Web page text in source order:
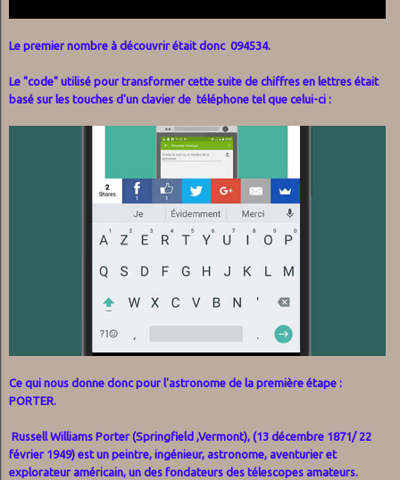
Le premier nombre à découvrir était donc 094534.
Le "code" utilisé pour transformer cette suite de chiffres en lettres était
basé sur les touches d'un clavier de téléphone tel que celui-ci :
Ce qui nous donne donc pour l'astronome de la première étape :
PORTER.
Russell Williams Porter (Springfield ,Vermont), (13 décembre 1871/ 22
février 1949) est un peintre, ingénieur, astronome, aventurier et
explorateur américain, un des fondateurs des télescopes amateurs.